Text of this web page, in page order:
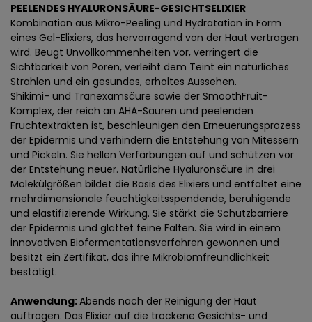
PEELENDES HYALURONSÄURE-GESICHTSELIXIER
Kombination aus Mikro-Peeling und Hydratation in Form
eines Gel-Elixiers, das hervorragend von der Haut vertragen
wird. Beugt Unvollkommenheiten vor, verringert die
Sichtbarkeit von Poren, verleiht dem Teint ein natürliches
Strahlen und ein gesundes, erholtes Aussehen.
Shikimi- und Tranexamsäure sowie der SmoothFruit-
Komplex, der reich an AHA-Säuren und peelenden
Fruchtextrakten ist, beschleunigen den Erneuerungsprozess
der Epidermis und verhindern die Entstehung von Mitessern
und Pickeln. Sie hellen Verfärbungen auf und schützen vor
der Entstehung neuer. Natürliche Hyaluronsäure in drei
Molekülgrößen bildet die Basis des Elixiers und entfaltet eine
mehrdimensionale feuchtigkeitsspendende, beruhigende
und elastifizierende Wirkung. Sie stärkt die Schutzbarriere
der Epidermis und glättet feine Falten. Sie wird in einem
innovativen Biofermentationsverfahren gewonnen und
besitzt ein Zertifikat, das ihre Mikrobiomfreundlichkeit
bestätigt.
Anwendung:Abends nach der Reinigung der Haut
auftragen. Das Elixier auf die trockene Gesichts- und